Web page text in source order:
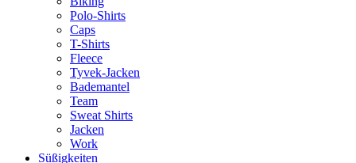
Polo-Shirts
Caps
T-Shirts
Fleece
Tyvek-Jacken
Bademantel
Team
Sweat Shirts
Jacken
Work
Süßigkeiten